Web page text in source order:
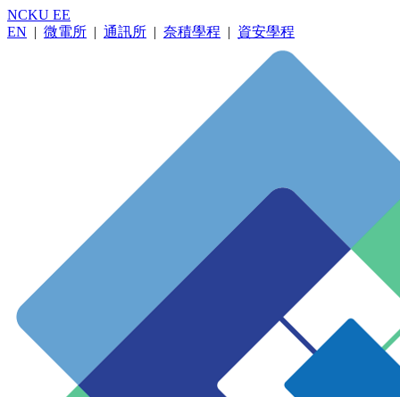
NCKU EE
EN | 微電所 | 通訊所 | 奈積學程 | 資安學程